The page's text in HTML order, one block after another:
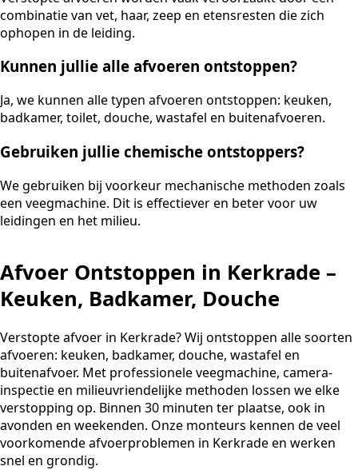
combinatie van vet, haar, zeep en etensresten die zich
ophopen in de leiding.
Kunnen jullie alle afvoeren ontstoppen?
Ja, we kunnen alle typen afvoeren ontstoppen: keuken,
badkamer, toilet, douche, wastafel en buitenafvoeren.
Gebruiken jullie chemische ontstoppers?
We gebruiken bij voorkeur mechanische methoden zoals
een veegmachine. Dit is effectiever en beter voor uw
leidingen en het milieu.
Afvoer Ontstoppen in Kerkrade –
Keuken, Badkamer, Douche
Verstopte afvoer in Kerkrade? Wij ontstoppen alle soorten
afvoeren: keuken, badkamer, douche, wastafel en
buitenafvoer. Met professionele veegmachine, camera-
inspectie en milieuvriendelijke methoden lossen we elke
verstopping op. Binnen 30 minuten ter plaatse, ook in
avonden en weekenden. Onze monteurs kennen de veel
voorkomende afvoerproblemen in Kerkrade en werken
snel en grondig.